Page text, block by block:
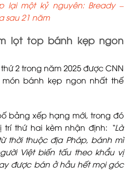
lại một kỷ nguyên: Bready –
sau 21 năm
lọt top bánh kẹp ngon
2 trong năm 2025 được CNN
bánh kẹp ngon nhất thế
bảng xếp hạng mới, trong đó
trí thứ hai kèm nhận định: “Là
thời thuộc địa Pháp, bánh mì
Việt biến tấu theo khẩu vị
được bán ở hầu hết mọi góc